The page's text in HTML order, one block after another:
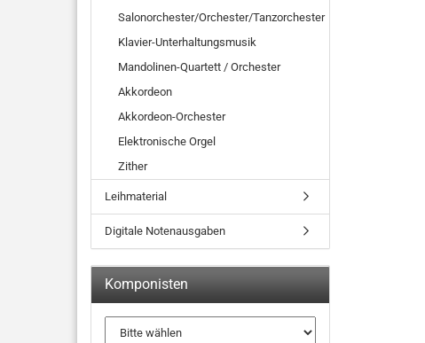
Salonorchester/Orchester/Tanzorchester
Klavier-Unterhaltungsmusik
Mandolinen-Quartett / Orchester
Akkordeon
Akkordeon-Orchester
Elektronische Orgel
Zither
Leihmaterial
Digitale Notenausgaben
Komponisten